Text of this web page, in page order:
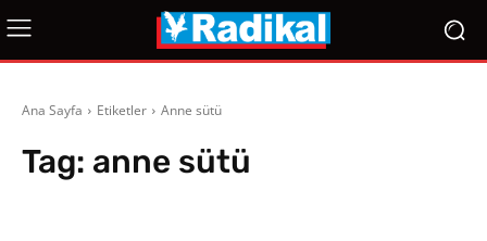
Ana Sayfa Etiketler Anne sütü
Tag: anne sütü